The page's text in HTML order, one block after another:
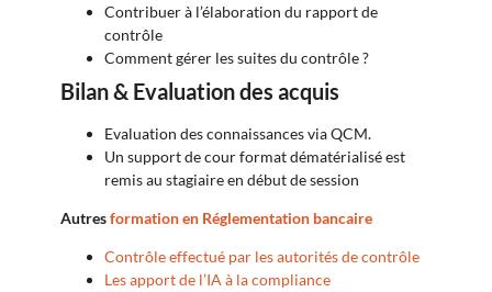
Contribuer à l’élaboration du rapport de
contrôle
Comment gérer les suites du contrôle ?
Bilan & Evaluation des acquis
Evaluation des connaissances via QCM.
Un support de cour format dématérialisé est
remis au stagiaire en début de session
Autresformation en Réglementation bancaire
Contrôle effectué par les autorités de contrôle
Les apport de l’IA à la compliance